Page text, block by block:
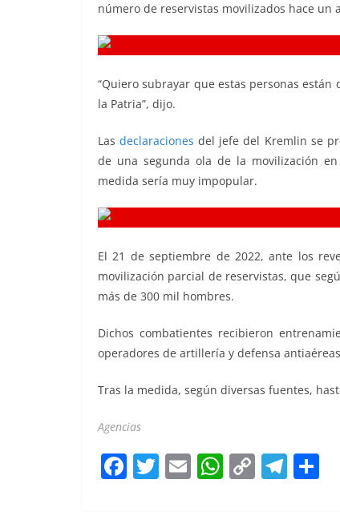
número de reservistas movilizados hace un
“Quiero subrayar que estas personas
la Patria”, dijo.
Lasdeclaraciones del jefe del Kremlin se
de una segunda ola de la movilización
medida sería muy impopular.
El 21 de septiembre de 2022, ante los
movilización parcial de reservistas, que
más de 300 mil hombres.
Dichos combatientes recibieron
operadores de artillería y defensa
Tras la medida, según diversas fuentes,
Agencias
F T E W C T